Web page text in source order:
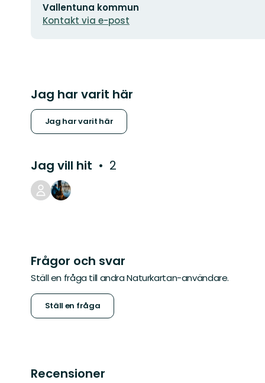
postadress
Vallentuna kommun
Kontakt via e-post
Jag har varit här
Jag har varit här
Jag vill hit 2
Frågor och svar
Ställ en fråga till andra Naturkartan-användare.
Ställ en fråga
Recensioner